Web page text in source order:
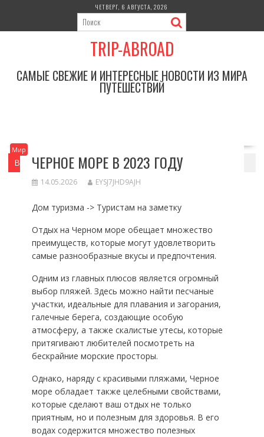
содержимому
ЧЕТВЕРГ, 6 АВГУСТА, 2026
TRIP-ABROAD
САМЫЕ СВЕЖИЕ И ИНТЕРЕСНЫЕ НОВОСТИ ИЗ МИРА
ПУТЕШЕСТВИЙ
Вы здесь Главная Мир Черное море в 2023 году
Мир
ЧЕРНОЕ МОРЕ В 2023 ГОДУ
14.05.2026 EYSJ7JHD9AJH
Дом туризма -> Туристам на заметку
Отдых на Черном море обещает множество
преимуществ, которые могут удовлетворить
самые разнообразные вкусы и предпочтения.
Одним из главных плюсов является огромный
выбор пляжей. Здесь можно найти песчаные
участки, идеальные для плавания и загорания,
галечные берега, создающие особую
атмосферу, а также скалистые утесы, которые
притягивают любителей посмотреть на
бескрайние морские просторы.
Однако, наряду с красивыми пляжами, Черное
море обладает также целебными свойствами,
которые сделают ваш отдых не только
приятным, но и полезным для здоровья. В его
водах содержится множество полезных